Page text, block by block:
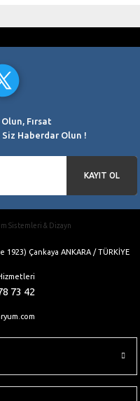
Kadar
Fırsat
Haberdar Olun !
KAYIT OL
Çankaya ANKARA / TÜRKİYE
73 42